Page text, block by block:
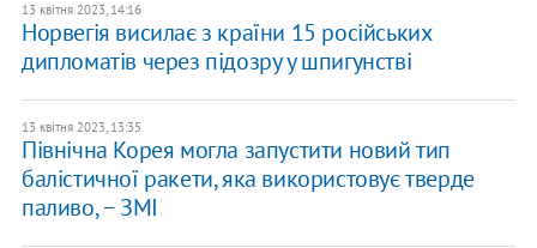
13 квітня 2023, 14:16
Норвегія висилає з країни 15 російських
дипломатів через підозру у шпигунстві
13 квітня 2023, 13:35
Північна Корея могла запустити новий тип
балістичної ракети, яка використовує тверде
паливо, − ЗМІ